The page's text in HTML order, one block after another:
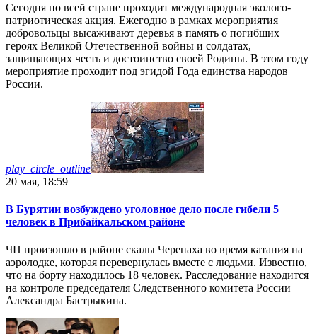
Сегодня по всей стране проходит международная эколого-
патриотическая акция. Ежегодно в рамках мероприятия
добровольцы высаживают деревья в память о погибших
героях Великой Отечественной войны и солдатах,
защищающих честь и достоинство своей Родины. В этом году
мероприятие проходит под эгидой Года единства народов
России.
play_circle_outline
20 мая, 18:59
В Бурятии возбуждено уголовное дело после гибели 5
человек в Прибайкальском районе
ЧП произошло в районе скалы Черепаха во время катания на
аэролодке, которая перевернулась вместе с людьми. Известно,
что на борту находилось 18 человек. Расследование находится
на контроле председателя Следственного комитета России
Александра Бастрыкина.